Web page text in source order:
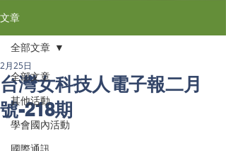
文章
全部文章
其他活動
學會國內活動
全部文章
台灣女科技人電子報二月
號-218期
2月25日